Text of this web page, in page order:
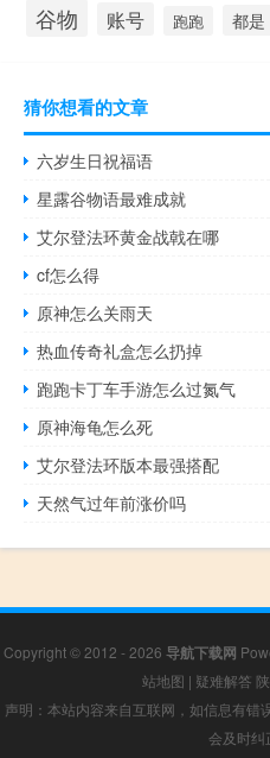
谷物 账号 跑跑 都是
猜你想看的文章
六岁生日祝福语
星露谷物语最难成就
艾尔登法环黄金战戟在哪
cf怎么得
原神怎么关雨天
热血传奇礼盒怎么扔掉
跑跑卡丁车手游怎么过氮气
原神海龟怎么死
艾尔登法环版本最强搭配
天然气过年前涨价吗
Copyright © 2012 - 2026 导航下载网
站地图 | 疑难解答
声明：本站内容来自互联网，如信息有
会及时纠